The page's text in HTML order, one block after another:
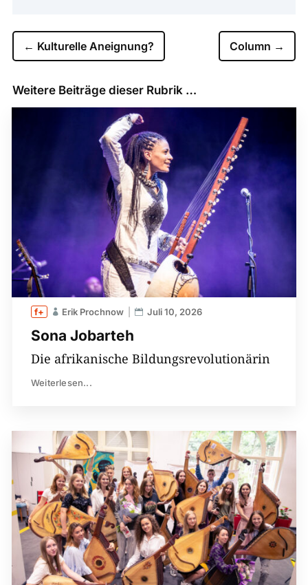
← Kulturelle Aneignung? Column →
Weitere Beiträge dieser Rubrik …
Sona Jobarteh
Erik Prochnow Juli 10, 2026
Die afrikanische Bildungsrevolutionärin
Weiterlesen...